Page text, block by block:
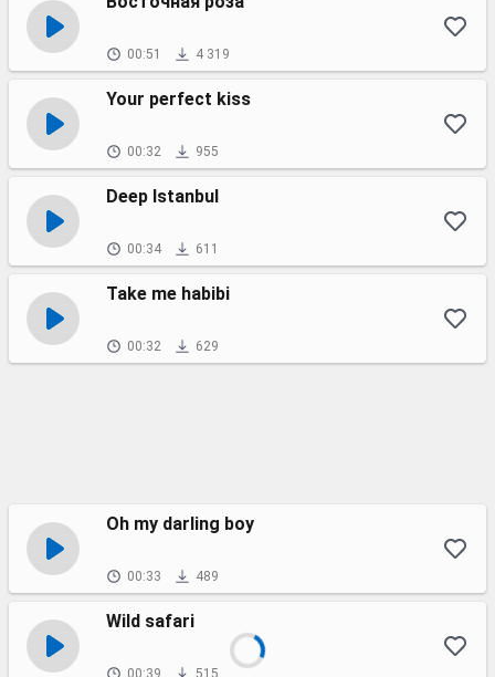
00:51 4 319
Your perfect kiss
00:32 955
Deep Istanbul
00:34 611
Take me habibi
00:32 629
Oh my darling boy
00:33 489
Wild safari
00:39 515